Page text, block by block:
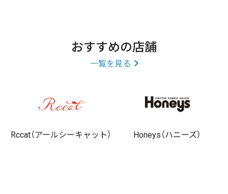
おすすめの店舗
一覧を見る
Rccat（アールシーキャット） Honeys（ハニーズ）